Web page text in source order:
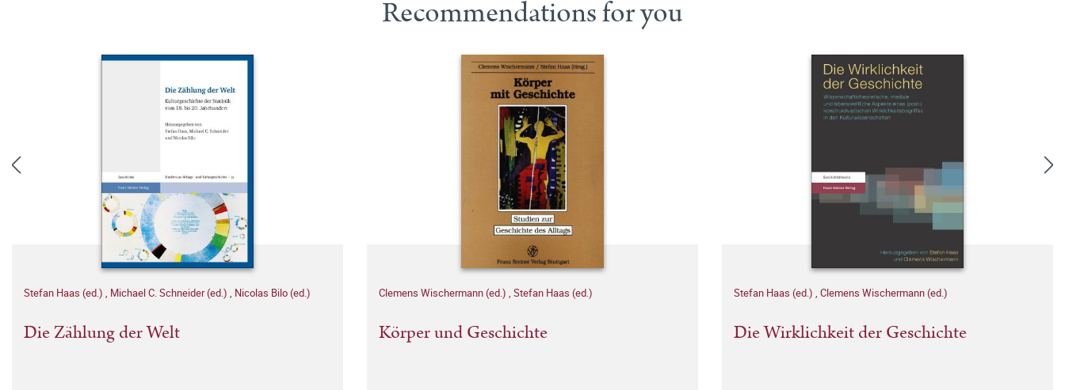
Recommendations for you
Stefan Haas (ed.) , Michael C. Schneider (ed.) , Nicolas Bilo (ed.)
Die Zählung der Welt
Clemens Wischermann (ed.) , Stefan Haas (ed.)
Körper und Geschichte
Stefan Haas (ed.) , Clemens Wischermann (ed.)
Die Wirklichkeit der Geschichte